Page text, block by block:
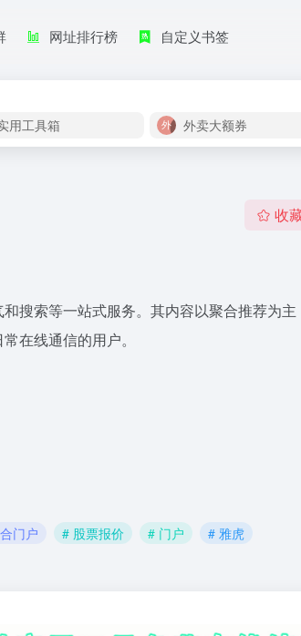
网址排行榜 自定义书签
用工具箱 外卖大额券
收
搜索等一站式服务。其内容以聚合推荐为主
在线通信的用户。
门户 # 股票报价 # 门户 # 雅虎